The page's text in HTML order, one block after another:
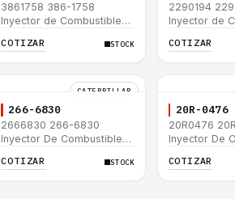
3861758 386-1758
Inyector de Combustible
3512B 3516B 3516C 854G
COTIZAR STOCK
2290194
Inyector de
3512B
COTIZAR
CATERPILLAR
266-6830
2666830 266-6830
Inyector De Combustible
3054C 416D 422E
COTIZAR STOCK
20R-0476
20R0476
Inyector De
3054C 416D
COTIZAR